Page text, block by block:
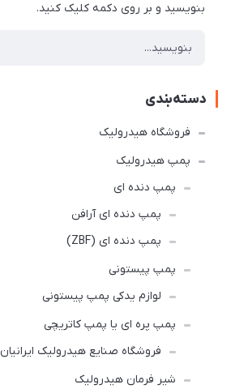
بنویسید و بر روی دکمه کلیک کنید.
دسته‌بندی
فروشگاه هیدرولیک
پمپ هیدرولیک
پمپ دنده ای
پمپ دنده ای آرافن
پمپ دنده ای (ZBF)
پمپ پیستونی
لوازم یدکی پمپ پیستونی
پمپ پره ای یا پمپ کاتریچی
فروشگاه صنایع هیدرولیک ایرانیان
شیر فرمان هیدرولیک